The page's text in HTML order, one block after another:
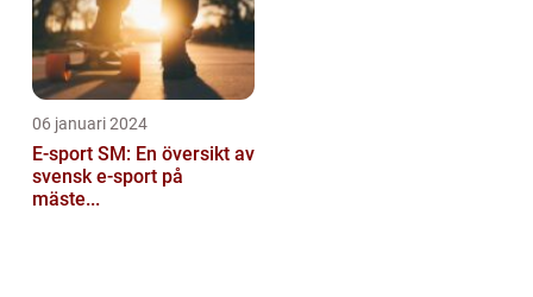
06 januari 2024
E-sport SM: En översikt av
svensk e-sport på
mäste...